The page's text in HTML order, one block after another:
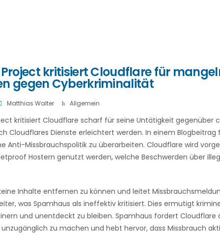
kritisiert Cloudflare für
gegen Cyberkriminalität
Matthias Walter Allgemein
kritisiert Cloudflare scharf für seine Untätigkeit gegenüber
Cloudflares Dienste erleichtert werden. In einem Blogbeitrag
Anti-Missbrauchspolitik zu überarbeiten. Cloudflare wird
Hostern genutzt werden, welche Beschwerden über
Inhalte entfernen zu können und leitet
was Spamhaus als ineffektiv kritisiert. Dies ermutigt
und unentdeckt zu bleiben. Spamhaus fordert Cloudflare
zu machen und hebt hervor, dass Missbrauch